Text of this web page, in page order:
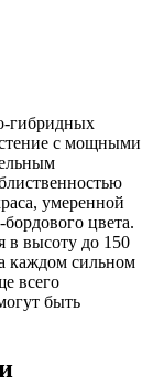
гибридных
с мощными
умеренной
цвета.
в высоту до 150
каждом сильном
всего
быть